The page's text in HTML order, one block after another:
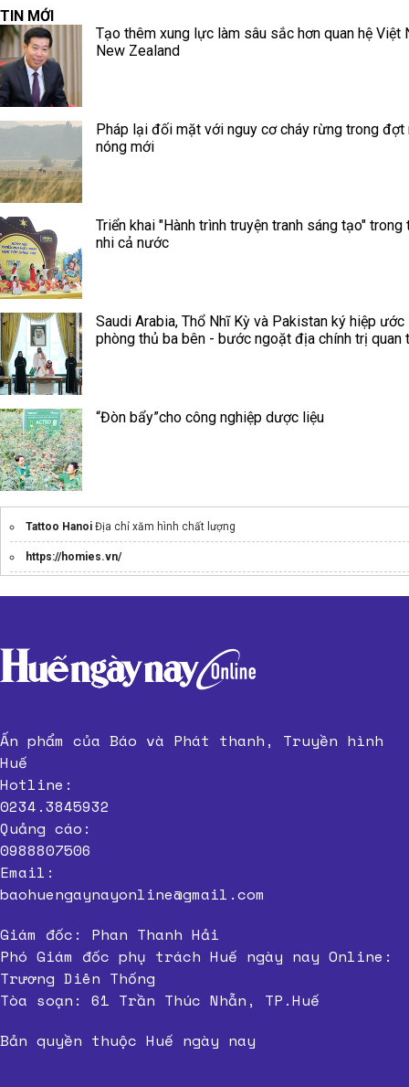
TIN MỚI
Tạo thêm xung lực làm sâu sắc hơn quan hệ Việt
New Zealand
Pháp lại đối mặt với nguy cơ cháy rừng trong đợt
nóng mới
Triển khai "Hành trình truyện tranh sáng tạo" trong
nhi cả nước
Saudi Arabia, Thổ Nhĩ Kỳ và Pakistan ký hiệp ước
phòng thủ ba bên - bước ngoặt địa chính trị quan
“Đòn bẩy”cho công nghiệp dược liệu
Tattoo Hanoi Địa chỉ xăm hình chất lượng
https://homies.vn/
Ấn phẩm của Báo và Phát thanh, Truyền hình
Huế
Hotline:
0234.3845932
Quảng cáo:
0988807506
Email:
baohuengaynayonline@gmail.com
Giám đốc: Phan Thanh Hải
Phó Giám đốc phụ trách Huế ngày nay Online:
Trương Diên Thống
Tòa soạn: 61 Trần Thúc Nhẫn, TP.Huế
Bản quyền thuộc Huế ngày nay